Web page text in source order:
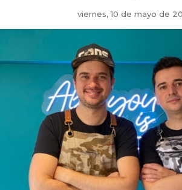
viernes, 10 de mayo de